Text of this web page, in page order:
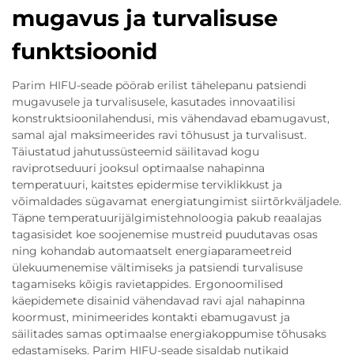
mugavus ja turvalisuse
funktsioonid
Parim HIFU-seade pöörab erilist tähelepanu patsiendi
mugavusele ja turvalisusele, kasutades innovaatilisi
konstruktsioonilahendusi, mis vähendavad ebamugavust,
samal ajal maksimeerides ravi tõhusust ja turvalisust.
Täiustatud jahutussüsteemid säilitavad kogu
raviprotseduuri jooksul optimaalse nahapinna
temperatuuri, kaitstes epidermise terviklikkust ja
võimaldades sügavamat energiatungimist siirtõrkväljadele.
Täpne temperatuurijälgimistehnoloogia pakub reaalajas
tagasisidet koe soojenemise mustreid puudutavas osas
ning kohandab automaatselt energiaparameetreid
ülekuumenemise vältimiseks ja patsiendi turvalisuse
tagamiseks kõigis ravietappides. Ergonoomilised
käepidemete disainid vähendavad ravi ajal nahapinna
koormust, minimeerides kontakti ebamugavust ja
säilitades samas optimaalse energiakoppumise tõhusaks
edastamiseks. Parim HIFU-seade sisaldab nutikaid